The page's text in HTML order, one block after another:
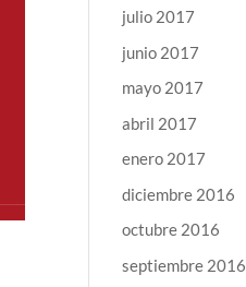
julio 2017
junio 2017
mayo 2017
abril 2017
enero 2017
diciembre 2016
octubre 2016
septiembre 2016